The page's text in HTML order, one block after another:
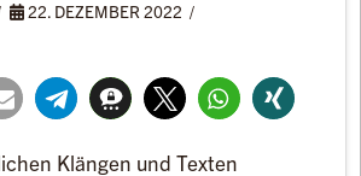
22. DEZEMBER 2022
Klängen und Texten